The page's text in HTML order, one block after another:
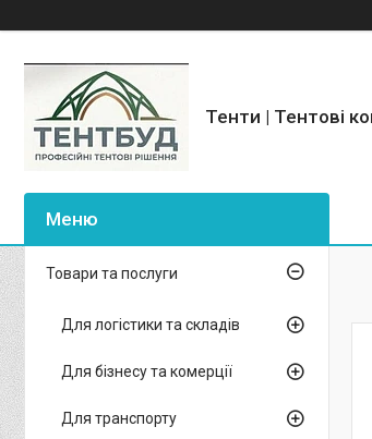
Тенти | Тентові
Товари та послуги
Для логістики та складів
Для бізнесу та комерції
Для транспорту